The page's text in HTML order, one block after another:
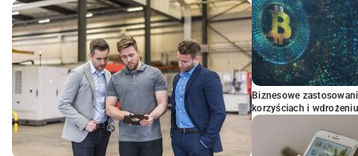
Biznesowe
korzyściach i wdrożeniu